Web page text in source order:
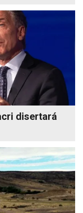
disertará